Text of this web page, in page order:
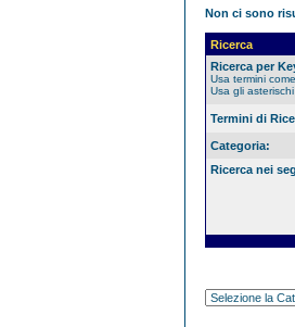
Non ci sono
Ricerca
Ricerca per
Usa termini
Usa gli
Termini di
Categoria:
Ricerca nei